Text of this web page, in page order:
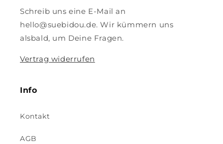
Schreib uns eine E-Mail an
hello@suebidou.de. Wir kümmern uns
alsbald, um Deine Fragen.
Vertrag widerrufen
Info
Kontakt
AGB